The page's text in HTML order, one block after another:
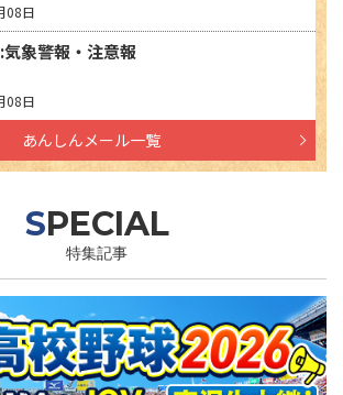
08日
象警報・注意報
08日
あんしんメール一覧
SPECIAL
特集記事